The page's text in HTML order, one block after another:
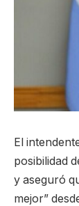
El
posibilidad
y aseguró
mejor”